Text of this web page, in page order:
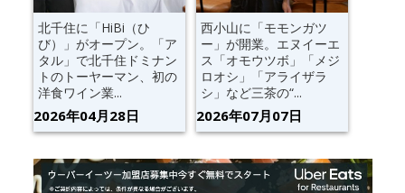
北千住に「HiBi（ひ
び）」がオープン。「ア
タル」で北千住ドミナン
トのトーヤーマン、初の
洋食ワイン業...
2026年04月28日
西小山に「モモンガツ
ー」が開業。エヌイーエ
ス「オモウツボ」「メジ
ロオシ」「アライザラ
シ」など三茶の“...
2026年07月07日